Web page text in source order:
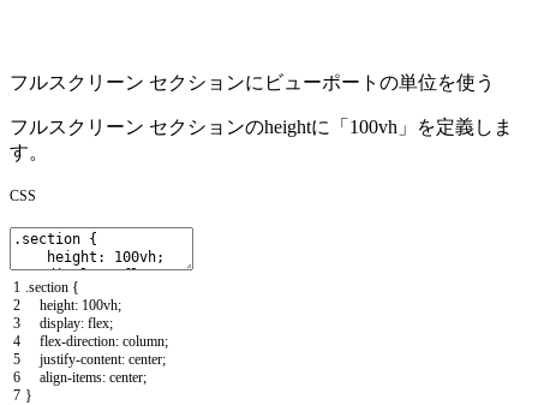
フルスクリーン セクションにビューポートの単位を使う
フルスクリーン セクションのheightに「100vh」を定義しま
す。
CSS
1
2
3
4
5
6
7
.section {
height: 100vh;
display: flex;
flex-direction: column;
justify-content: center;
align-items: center;
}